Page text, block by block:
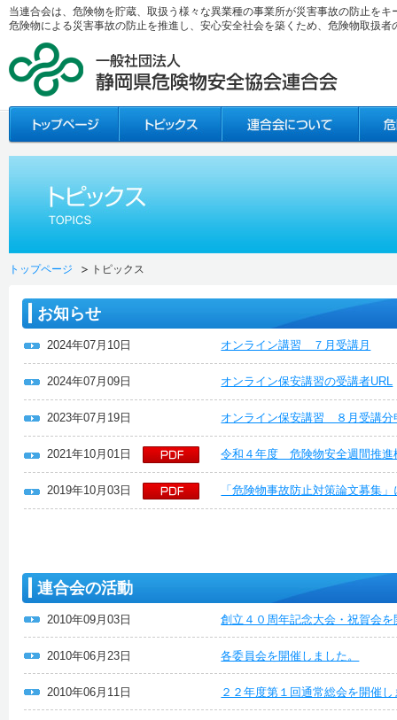
当連合会は、危険物を貯蔵、取扱う様々な異業種の事業所が災害事故の防止を
危険物による災害事故の防止を推進し、安心安全社会を築くため、危険物取扱
トップページ トピックス
お知らせ
2024年07月10日 オンライン講習 ７月受講月
2024年07月09日 オンライン保安講習の受講者URL
2023年07月19日 オンライン保安講習 ８月受講分
2021年10月01日 令和４年度 危険物安全週間推進
2019年10月03日 「危険物事故防止対策論文募集
連合会の活動
2010年09月03日 創立４０周年記念大会・祝賀会
2010年06月23日 各委員会を開催しました。
2010年06月11日 ２２年度第１回通常総会を開催